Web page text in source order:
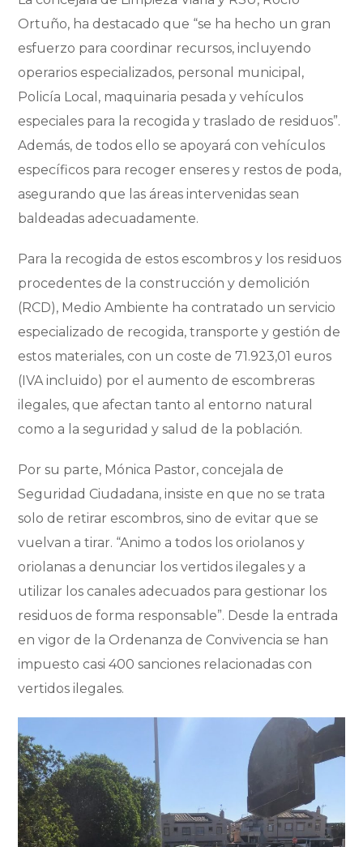
Ortuño, ha destacado que “se ha hecho un gran
esfuerzo para coordinar recursos, incluyendo
operarios especializados, personal municipal,
Policía Local, maquinaria pesada y vehículos
especiales para la recogida y traslado de residuos”.
Además, de todos ello se apoyará con vehículos
específicos para recoger enseres y restos de poda,
asegurando que las áreas intervenidas sean
baldeadas adecuadamente.
Para la recogida de estos escombros y los residuos
procedentes de la construcción y demolición
(RCD), Medio Ambiente ha contratado un servicio
especializado de recogida, transporte y gestión de
estos materiales, con un coste de 71.923,01 euros
(IVA incluido) por el aumento de escombreras
ilegales, que afectan tanto al entorno natural
como a la seguridad y salud de la población.
Por su parte, Mónica Pastor, concejala de
Seguridad Ciudadana, insiste en que no se trata
solo de retirar escombros, sino de evitar que se
vuelvan a tirar. “Animo a todos los oriolanos y
oriolanas a denunciar los vertidos ilegales y a
utilizar los canales adecuados para gestionar los
residuos de forma responsable”. Desde la entrada
en vigor de la Ordenanza de Convivencia se han
impuesto casi 400 sanciones relacionadas con
vertidos ilegales.